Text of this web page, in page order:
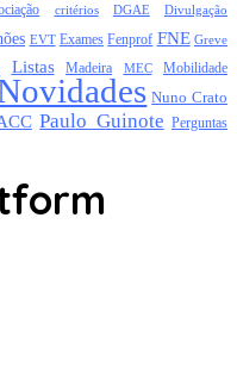
critérios DGAE Divulgação
EVT Exames Fenprof FNE Greve
Listas Madeira MEC Mobilidade
Nuno Crato
Paulo Guinote Perguntas